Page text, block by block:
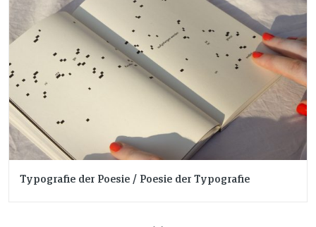
Typografie der Poesie / Poesie der Typografie